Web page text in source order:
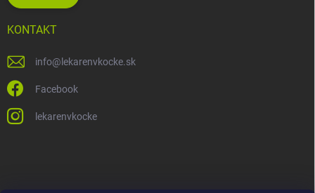
KONTAKT
info@ lekarenvkocke.sk
Facebook
lekarenvkocke